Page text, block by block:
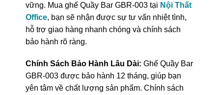
vững. Mua ghế Quầy Bar GBR-003 tại Nội Thất
Office, bạn sẽ nhận được sự tư vấn nhiệt tình,
hỗ trợ giao hàng nhanh chóng và chính sách
bảo hành rõ ràng.
Chính Sách Bảo Hành Lâu Dài: Ghế Quầy Bar
GBR-003 được bảo hành 12 tháng, giúp bạn
yên tâm về chất lượng sản phẩm. Chính sách